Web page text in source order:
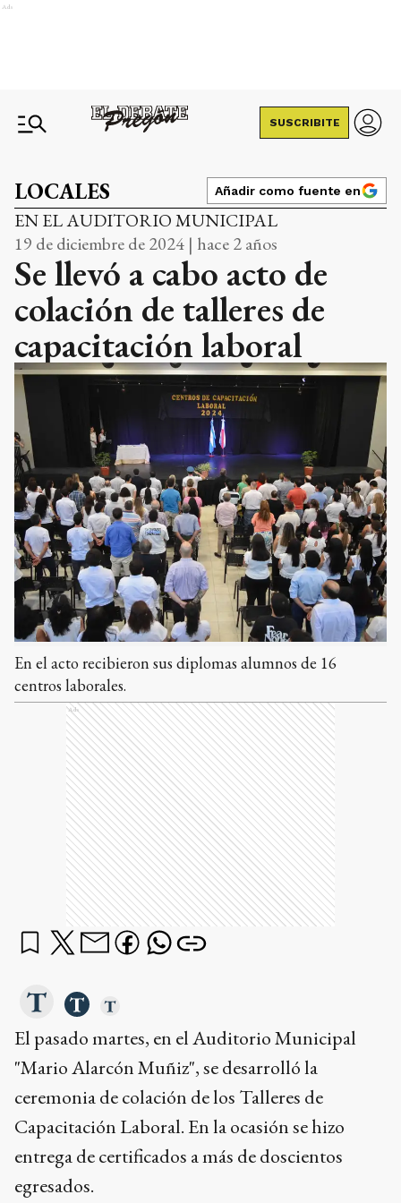
Ads
SUSCRIBITE
LOCALES Añadir como fuente en
EN EL AUDITORIO MUNICIPAL
19 de diciembre de 2024 | hace 2 años
Se llevó a cabo acto de
colación de talleres de
capacitación laboral
En el acto recibieron sus diplomas alumnos de 16
centros laborales.
Ads
El pasado martes, en el Auditorio Municipal
"Mario Alarcón Muñiz", se desarrolló la
ceremonia de colación de los Talleres de
Capacitación Laboral. En la ocasión se hizo
entrega de certificados a más de doscientos
egresados.